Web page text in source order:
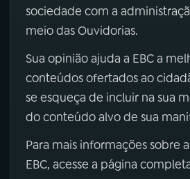
sociedade com a
meio das Ouvidorias.
Sua opinião ajuda a EBC a
conteúdos ofertados ao
se esqueça de incluir na sua
do conteúdo alvo de sua
Para mais informações sobre
EBC, acesse a página